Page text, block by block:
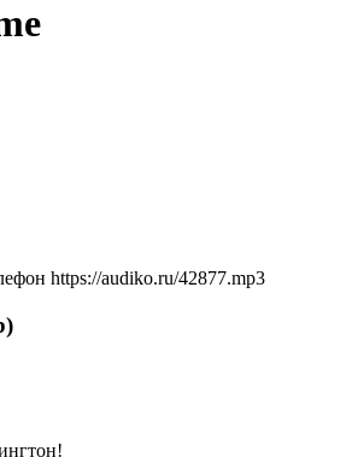
https://audiko.ru/42877.mp3